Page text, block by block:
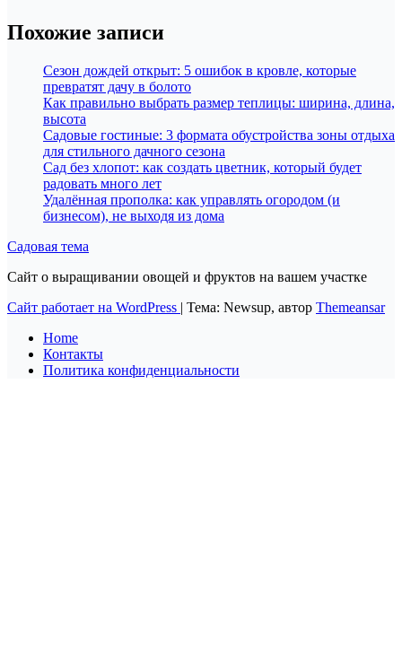
Похожие записи
Сезон дождей открыт: 5 ошибок в кровле, которые
превратят дачу в болото
Как правильно выбрать размер теплицы: ширина, длина,
высота
Садовые гостиные: 3 формата обустройства зоны отдыха
для стильного дачного сезона
Сад без хлопот: как создать цветник, который будет
радовать много лет
Удалённая прополка: как управлять огородом (и
бизнесом), не выходя из дома
Садовая тема
Сайт о выращивании овощей и фруктов на вашем участке
Сайт работает на WordPress | Тема: Newsup, автор Themeansar
Home
Контакты
Политика конфиденциальности